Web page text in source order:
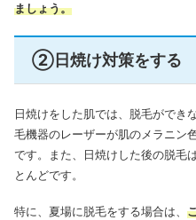
ましょう。
②日焼け対策をする
日焼けをした肌では、脱毛ができ
毛機器のレーザーが肌のメラニン
です。また、日焼けした後の脱毛
とんどです。
特に、夏場に脱毛をする場合は、